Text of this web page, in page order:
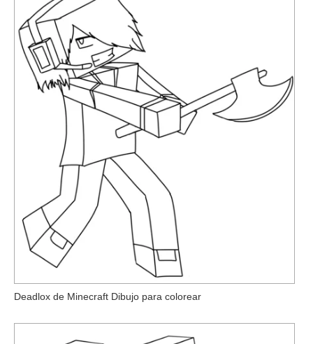
Deadlox de Minecraft Dibujo para colorear